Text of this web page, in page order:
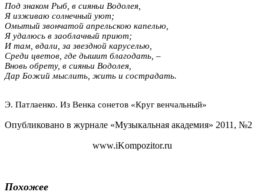
Под знаком Рыб, в сияньи Водолея,
Я изживаю солнечный уют;
Омытый звончатой апрельскою капелью,
Я удалюсь в заоблачный приют;
И там, вдали, за звездной каруселью,
Среди цветов, где дышит благодать, –
Вновь обрету, в сияньи Водолея,
Дар Божий мыслить, жить и сострадать.
Э. Патлаенко. Из Венка сонетов «Круг венчальный»
Опубликовано в журнале «Музыкальная академия» 2011, №2
www.iKompozitor.ru
Похожее